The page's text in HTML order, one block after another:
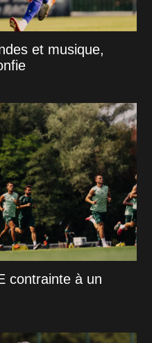
et musique,
contrainte à un